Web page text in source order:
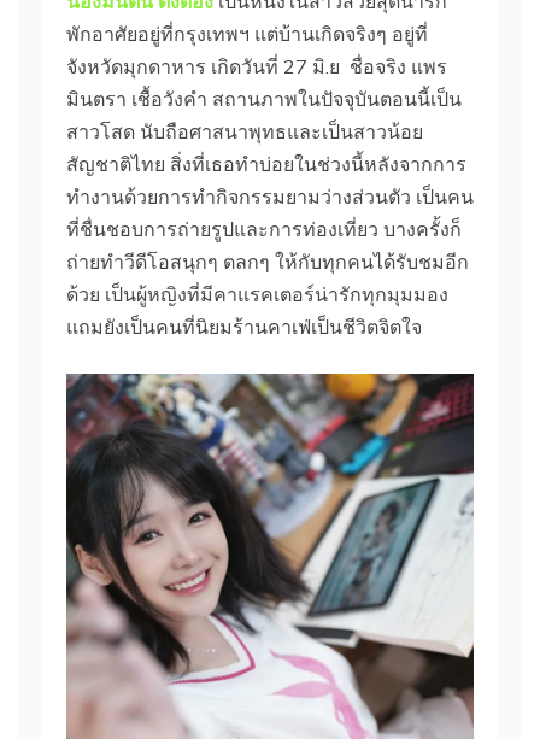
พักอาศัยอยู่ที่กรุงเทพฯ แต่บ้านเกิดจริงๆ อยู่ที่
จังหวัดมุกดาหาร เกิดวันที่ 27 มิ.ย ชื่อจริง แพร
มินตรา เชื้อวังคำ สถานภาพในปัจจุบันตอนนี้เป็น
สาวโสด นับถือศาสนาพุทธและเป็นสาวน้อย
สัญชาติไทย สิ่งที่เธอทำบ่อยในช่วงนี้หลังจากการ
ทำงานด้วยการทำกิจกรรมยามว่างส่วนตัว เป็นคน
ที่ชื่นชอบการถ่ายรูปและการท่องเที่ยว บางครั้งก็
ถ่ายทำวีดีโอสนุกๆ ตลกๆ ให้กับทุกคนได้รับชมอีก
ด้วย เป็นผู้หญิงที่มีคาแรคเตอร์น่ารักทุกมุมมอง
แถมยังเป็นคนที่นิยมร้านคาเฟ่เป็นชีวิตจิตใจ